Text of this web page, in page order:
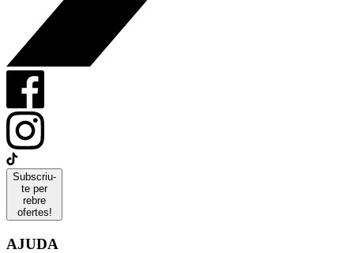
Subscriu-
te per
rebre
ofertes!
AJUDA